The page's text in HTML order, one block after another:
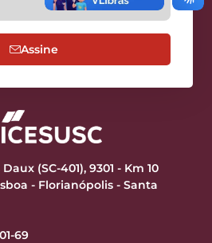
Assine
(SC-401), 9301 - Km 10
- Florianópolis - Santa
69